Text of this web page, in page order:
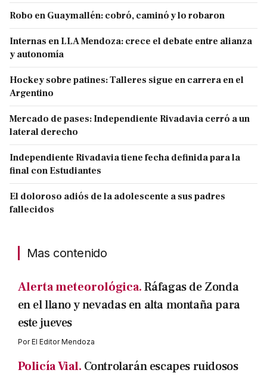
Robo en Guaymallén: cobró, caminó y lo robaron
Internas en LLA Mendoza: crece el debate entre alianza
y autonomía
Hockey sobre patines: Talleres sigue en carrera en el
Argentino
Mercado de pases: Independiente Rivadavia cerró a un
lateral derecho
Independiente Rivadavia tiene fecha definida para la
final con Estudiantes
El doloroso adiós de la adolescente a sus padres
fallecidos
Mas contenido
Alerta meteorológica.Ráfagas de Zonda
en el llano y nevadas en alta montaña para
este jueves
PorEl Editor Mendoza
Policía Vial. Controlarán escapes ruidosos